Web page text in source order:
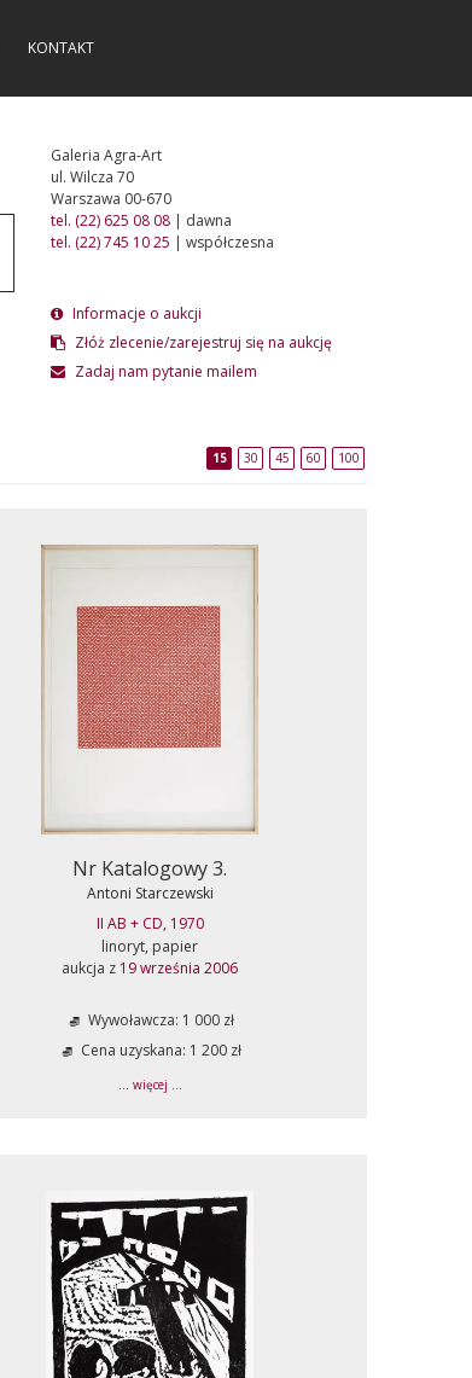
KONTAKT
Galeria Agra-Art
ul. Wilcza 70
Warszawa 00-670
tel. (22) 625 08 08| dawna
tel. (22) 745 10 25 | współczesna
Informacje o aukcji
Złóż zlecenie/zarejestruj się na aukcję
Zadaj nam pytanie mailem
15 30 45 60 100
Nr Katalogowy 3.
Antoni Starczewski
II AB + CD, 1970
linoryt, papier
aukcja z 19 września 2006
Wywoławcza: 1 000 zł
Cena uzyskana: 1 200 zł
... więcej ...